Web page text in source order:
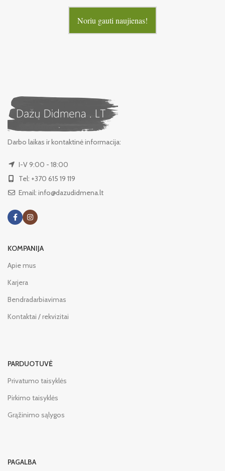
Noriu gauti naujienas!
Darbo laikas ir kontaktinė informacija:
I-V 9:00 - 18:00
Tel: +370 615 19 119
Email: info@dazudidmena.lt
KOMPANIJA
Apie mus
Karjera
Bendradarbiavimas
Kontaktai / rekvizitai
PARDUOTUVĖ
Privatumo taisyklės
Pirkimo taisyklės
Grąžinimo sąlygos
PAGALBA